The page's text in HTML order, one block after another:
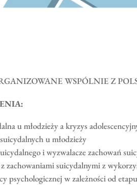
WSPÓLNIE Z
u młodzieży a kryzys
u młodzieży
i wyzwalacze zachowań
zachowaniami suicydalnymi z
psychologicznej w zależności od